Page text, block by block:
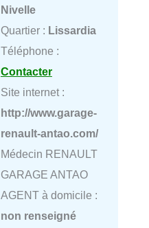
Nivelle
Quartier : Lissardia
Téléphone :
Contacter
Site internet :
http://www.garage-
renault-antao.com/
Médecin RENAULT
GARAGE ANTAO
AGENT à domicile :
non renseigné